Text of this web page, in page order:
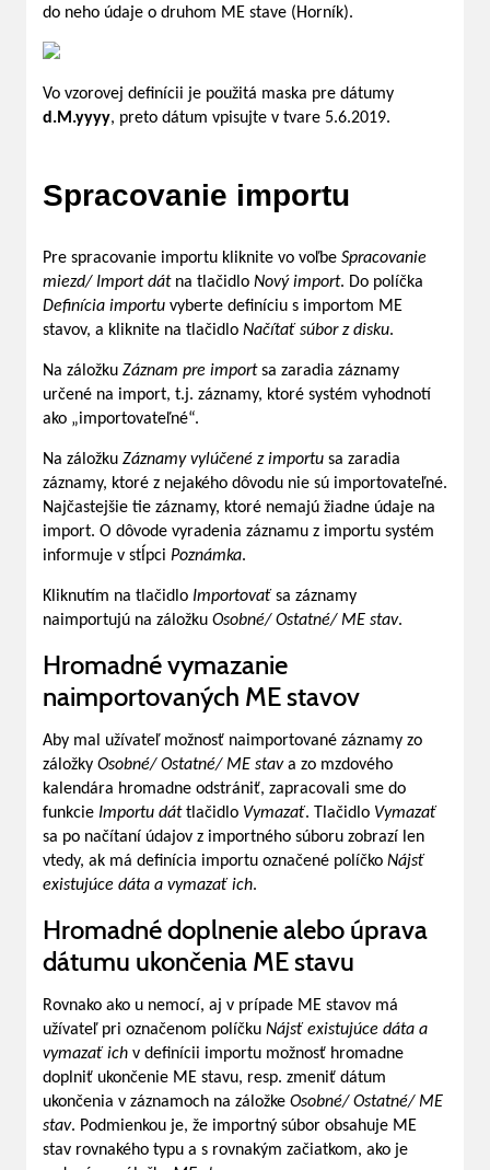
do neho údaje o druhom ME stave (Horník).
Vo vzorovej definícii je použitá maska pre dátumy
d.M.yyyy, preto dátum vpisujte v tvare 5.6.2019.
Spracovanie importu
Pre spracovanie importu kliknite vo voľbe Spracovanie
miezd/ Import dát na tlačidlo Nový import. Do políčka
Definícia importu vyberte definíciu s importom ME
stavov, a kliknite na tlačidlo Načítať súbor z disku.
Na záložku Záznam pre importsa zaradia záznamy
určené na import, t.j. záznamy, ktoré systém vyhodnotí
ako „importovateľné“.
Na záložku Záznamy vylúčené z importu sa zaradia
záznamy, ktoré z nejakého dôvodu nie sú importovateľné.
Najčastejšie tie záznamy, ktoré nemajú žiadne údaje na
import. O dôvode vyradenia záznamu z importu systém
informuje v stĺpci Poznámka.
Kliknutím na tlačidlo Importovať sa záznamy
naimportujú na záložku Osobné/ Ostatné/ ME stav.
Hromadné vymazanie
naimportovaných ME stavov
Aby mal užívateľ možnosť naimportované záznamy zo
záložky Osobné/ Ostatné/ ME stava zo mzdového
kalendára hromadne odstrániť, zapracovali sme do
funkcie Importu dáttlačidlo Vymazať. Tlačidlo Vymazať
sa po načítaní údajov z importného súboru zobrazí len
vtedy, ak má definícia importu označené políčko Nájsť
existujúce dáta a vymazať ich.
Hromadné doplnenie alebo úprava
dátumu ukončenia ME stavu
Rovnako ako u nemocí, aj v prípade ME stavov má
užívateľ pri označenom políčku Nájsť existujúce dáta a
vymazať ich v definícii importu možnosť hromadne
doplniť ukončenie ME stavu, resp. zmeniť dátum
ukončenia v záznamoch na záložke Osobné/ Ostatné/ ME
stav. Podmienkou je, že importný súbor obsahuje ME
stav rovnakého typu a s rovnakým začiatkom, ako je